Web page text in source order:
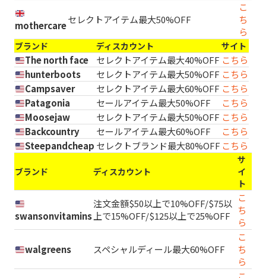
mothercareセレクトアイテム最大50%OFF
こ
ち
ら
ブランド ディスカウント サイト
The north face セレクトアイテム最大40%OFF こちら
hunterboots
セレクトアイテム最大50%OFF こちら
Campsaver
セレクトアイテム最大60%OFF こちら
Patagonia
セールアイテム最大50%OFF
こちら
Moosejaw
セレクトアイテム最大50%OFF こちら
Backcountry
セールアイテム最大60%OFF
こちら
Steepandcheap セレクトブランド最大80%OFF こちら
ブランド ディスカウント
サ
イ
ト
swansonvitamins
注文金額$50以上で10%OFF/$75以
上で15%OFF/$125以上で25%OFF
こ
ち
ら
walgreens スペシャルディール最大60%OFF
こ
ち
ら